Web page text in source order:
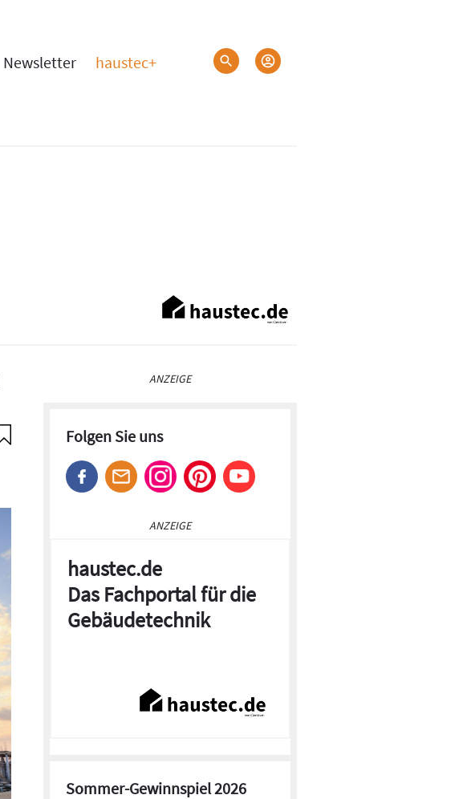
Newsletter haustec+
ANZEIGE
Folgen Sie uns
ANZEIGE
haustec.de
Das Fachportal für die
Gebäudetechnik
Sommer-Gewinnspiel 2026